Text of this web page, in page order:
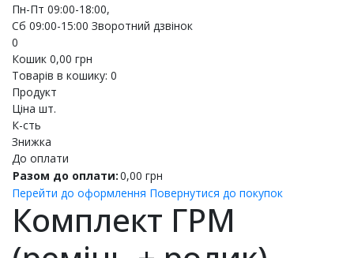
Пн-Пт 09:00-18:00,
Сб 09:00-15:00 Зворотний дзвінок
0
Кошик 0,00 грн
Товарів в кошику: 0
Продукт
Ціна шт.
К-сть
Знижка
До оплати
Разом до оплати:0,00 грн
Перейти до оформлення Повернутися до покупок
Комплект ГРМ